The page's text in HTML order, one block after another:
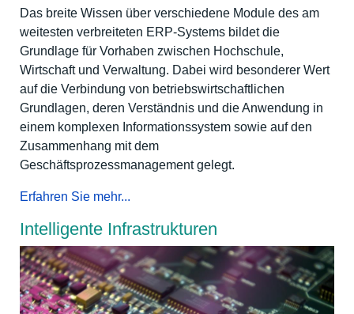
Das breite Wissen über verschiedene Module des am
weitesten verbreiteten ERP-Systems bildet die
Grundlage für Vorhaben zwischen Hochschule,
Wirtschaft und Verwaltung. Dabei wird besonderer Wert
auf die Verbindung von betriebswirtschaftlichen
Grundlagen, deren Verständnis und die Anwendung in
einem komplexen Informationssystem sowie auf den
Zusammenhang mit dem
Geschäftsprozessmanagement gelegt.
Erfahren Sie mehr...
Intelligente Infrastrukturen